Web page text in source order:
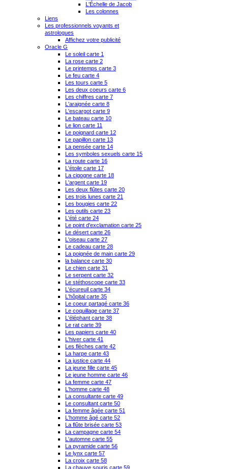
L'Échelle de Jacob
Les colonnes
Liens
Les professionnels voyants et
astrologues
Affichez votre publicité
Oracle G
Le soleil carte 1
La rose carte 2
Le printemps carte 3
Le feu carte 4
Les tours carte 5
Les deux coeurs carte 6
Les chiffres carte 7
L'araignée carte 8
L'escargot carte 9
Le bateau carte 10
Le lion carte 11
Le poignard carte 12
Le papillon carte 13
La pensée carte 14
Les symboles sexuels carte 15
La route carte 16
L'étoile carte 17
La cigogne carte 18
L'argent carte 19
Les deux flûtes carte 20
Les trois lunes carte 21
Les bougies carte 22
Les outils carte 23
L'été carte 24
Le point d'exclamation carte 25
Le désert carte 26
L'oiseau carte 27
Le cadeau carte 28
La poignée de main carte 29
la balance carte 30
Le chien carte 31
Le serpent carte 32
Le stéthoscope carte 33
L'écureuil carte 34
L'hôpital carte 35
Le coeur partagé carte 36
Le coquillage carte 37
L'éléphant carte 38
Le rat carte 39
Les papiers carte 40
L'hiver carte 41
Les flèches carte 42
La harpe carte 43
La justice carte 44
La jeune fille carte 45
Le jeune homme carte 46
La femme carte 47
L'homme carte 48
La consultante carte 49
Le consultant carte 50
La femme âgée carte 51
L'homme âgé carte 52
La flûte brisée carte 53
La campagne carte 54
L'automne carte 55
La pyramide carte 56
Le lynx carte 57
La croix carte 58
La chauve souris carte 59